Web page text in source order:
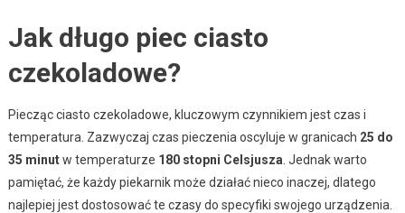
Jak długo piec ciasto
czekoladowe?
Piecząc ciasto czekoladowe, kluczowym czynnikiem jest czas i
temperatura. Zazwyczaj czas pieczenia oscyluje w granicach 25 do
35 minutw temperaturze 180 stopni Celsjusza . Jednak warto
pamiętać, że każdy piekarnik może działać nieco inaczej, dlatego
najlepiej jest dostosować te czasy do specyfiki swojego urządzenia.